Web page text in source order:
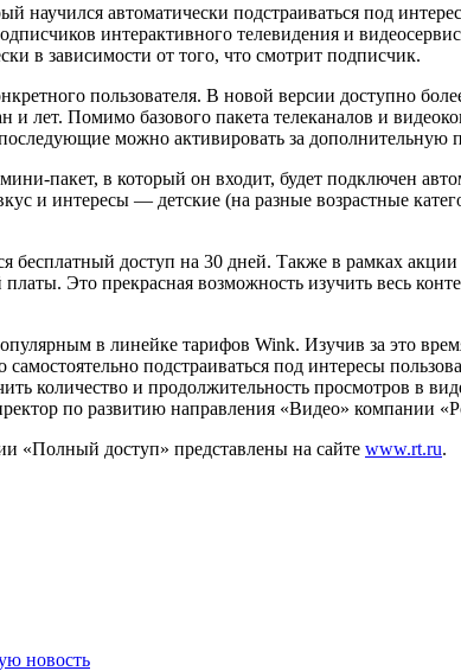
научился автоматически подстраиваться под
интерактивного телевидения и
в зависимости от того, что смотрит подписчик.
пользователя. В новой версии доступно
лет. Помимо базового пакета телеканалов и
можно активировать за дополнительную
пакет, в который он входит, будет подключен
и интересы — детские (на разные возрастные
бесплатный доступ на 30 дней. Также в рамках
Это прекрасная возможность изучить весь
в линейке тарифов Wink. Изучив за это
подстраиваться под интересы
количество и продолжительность просмотров в
по развитию направления «Видео» компании
«Полный доступ» представлены на сайте www.rt.ru.